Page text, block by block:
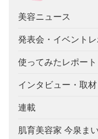
美容ニュース
発表会・イベントレ
使ってみたレポート
インタビュー・取材
連載
肌育美容家 今泉ま